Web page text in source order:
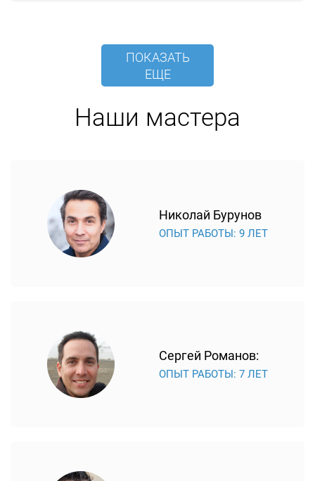
ПОКАЗАТЬ
ЕЩЕ
Наши мастера
Николай Бурунов
ОПЫТ РАБОТЫ: 9 ЛЕТ
Сергей Романов:
ОПЫТ РАБОТЫ: 7 ЛЕТ